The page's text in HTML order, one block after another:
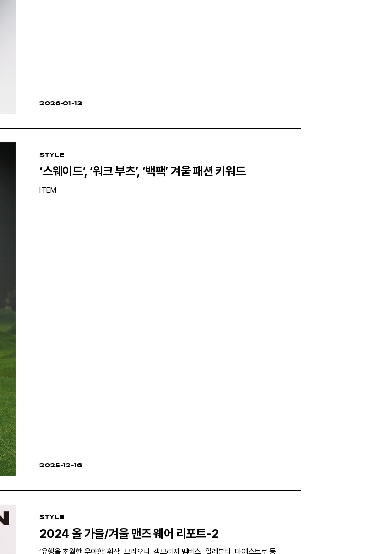
2026-01-13
STYLE
‘스웨이드’, ‘워크 부츠’, ‘백팩’ 겨울 패션 키워드
ITEM
2025-12-16
STYLE
2024 올 가을/겨울 맨즈 웨어 리포트-2
‘유행을 초월한 우아함’ 휘삭, 브리오니, 캠브리지 멤버스, 일레븐티, 마에스트로 등